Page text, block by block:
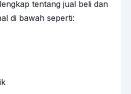
tentang jual beli dan
di bawah seperti: